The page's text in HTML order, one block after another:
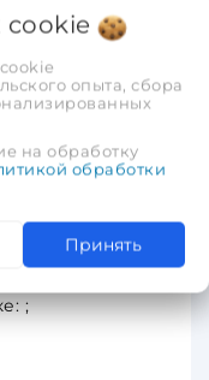
В;
A;
A;
1.5 - 9.1 м/
;
cookie
опыта, сбора
на обработку
обработки
Принять